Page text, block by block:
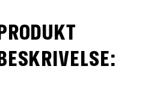
PRODUKT
BESKRIVELSE: